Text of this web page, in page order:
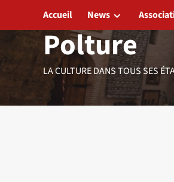
Polture
LA CULTURE DANS TOUS SES
Accueil News